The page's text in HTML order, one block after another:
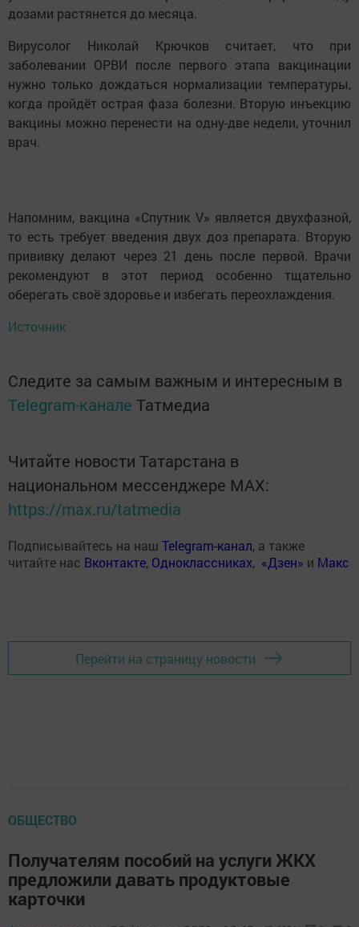
дозами растянется до месяца.
Вирусолог Николай Крючков считает, что при
заболевании ОРВИ после первого этапа вакцинации
нужно только дождаться нормализации температуры,
когда пройдёт острая фаза болезни. Вторую инъекцию
вакцины можно перенести на одну-две недели, уточнил
врач.
Напомним, вакцина «Спутник V» является двухфазной,
то есть требует введения двух доз препарата. Вторую
прививку делают через 21 день после первой. Врачи
рекомендуют в этот период особенно тщательно
оберегать своё здоровье и избегать переохлаждения.
Источник
Следите за самым важным и интересным в
Telegram-канале Татмедиа
Читайте новости Татарстана в
национальном мессенджере MАХ:
https://max.ru/tatmedia
Подписывайтесь на наш Telegram-канал, а также
читайте нас Вконтакте, Одноклассниках, «Дзен» и Макс
Перейти на страницу новости
ОБЩЕСТВО
Получателям пособий на услуги ЖКХ
предложили давать продуктовые
карточки